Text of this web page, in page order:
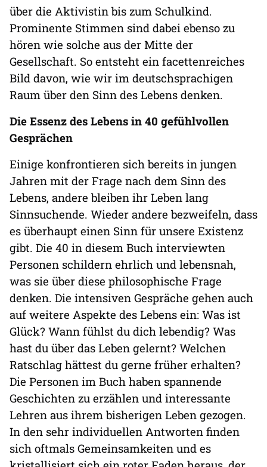
über die Aktivistin bis zum Schulkind.
Prominente Stimmen sind dabei ebenso zu
hören wie solche aus der Mitte der
Gesellschaft. So entsteht ein facettenreiches
Bild davon, wie wir im deutschsprachigen
Raum über den Sinn des Lebens denken.
Die Essenz des Lebens in 40 gefühlvollen
Gesprächen
Einige konfrontieren sich bereits in jungen
Jahren mit der Frage nach dem Sinn des
Lebens, andere bleiben ihr Leben lang
Sinnsuchende. Wieder andere bezweifeln, dass
es überhaupt einen Sinn für unsere Existenz
gibt. Die 40 in diesem Buch interviewten
Personen schildern ehrlich und lebensnah,
was sie über diese philosophische Frage
denken. Die intensiven Gespräche gehen auch
auf weitere Aspekte des Lebens ein: Was ist
Glück? Wann fühlst du dich lebendig? Was
hast du über das Leben gelernt? Welchen
Ratschlag hättest du gerne früher erhalten?
Die Personen im Buch haben spannende
Geschichten zu erzählen und interessante
Lehren aus ihrem bisherigen Leben gezogen.
In den sehr individuellen Antworten finden
sich oftmals Gemeinsamkeiten und es